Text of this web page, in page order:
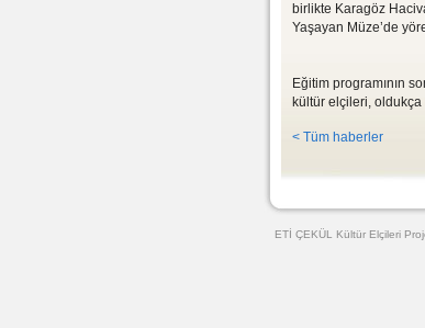
birlikte Karagöz
Yaşayan Müze’de
Eğitim programının
kültür elçileri, oldukça
< Tüm haberler
ETİ ÇEKÜL Kültür Elçileri